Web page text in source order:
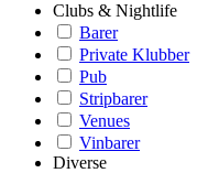
Clubs & Nightlife
Barer
Private Klubber
Pub
Stripbarer
Venues
Vinbarer
Diverse